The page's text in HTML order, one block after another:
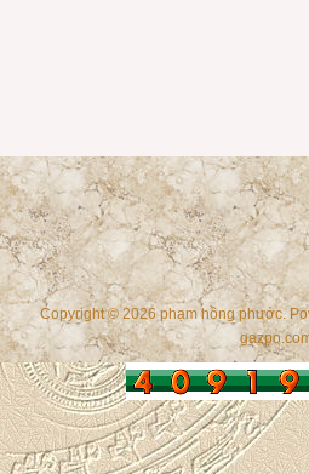
Copyright © 2026 phạm hồng phước.